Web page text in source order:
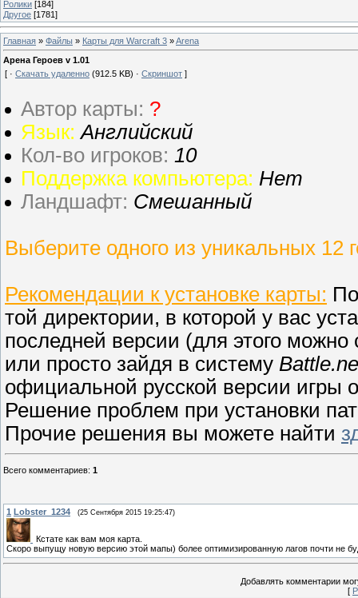
Ролики [184]
Другое [1781]
Главная » Файлы » Карты для Warcraft 3 »Arena
Арена Героев v 1.01
[ · Скачать удаленно (912.5 KB) · Скриншот ]
Автор карты: ?
Язык: Английский
Кол-во игроков: 10
Поддержка компьютера: Нет
Ландшафт: Смешанный
Выберите одного из уникальных 12
Рекомендации к установке карты:
той директории, в которой у вас
последней версии (для этого можно
или просто зайдя в систему
официальной русской версии игры
Решение проблем при установки
Прочие решения вы можете найти
Всего комментариев: 1
1 Lobster_1234 (25 Сентября 2015 19:25:47)
Кстате как вам моя карта.
Скоро выпущу новую версию этой мапы) более оптимизированную лагов почти не
Добавлять комментарии
[